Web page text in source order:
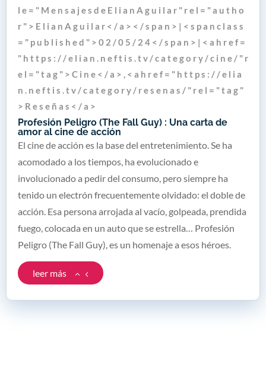
Profesión Peligro (The Fall Guy) : Una carta de
amor al cine de acción
l e = " M e n s a j e s d e E l i a n A g u i l a r " r e l = " a u t h o
r " > E l i a n A g u i l a r < / a > < / s p a n > | < s p a n c l a s s
= " p u b l i s h e d " > 0 2 / 0 5 / 2 4 < / s p a n > | < a h r e f =
" h t t p s : / / e l i a n . n e f t i s . t v / c a t e g o r y / c i n e / " r
e l = " t a g " > C i n e < / a > , < a h r e f = " h t t p s : / / e l i a
n . n e f t i s . t v / c a t e g o r y / r e s e n a s / " r e l = " t a g "
> R e s e ñ a s < / a >
El cine de acción es la base del entretenimiento. Se ha
acomodado a los tiempos, ha evolucionado e
involucionado a pedir del consumo, pero siempre ha
tenido un electrón frecuentemente olvidado: el doble de
acción. Esa persona arrojada al vacío, golpeada, prendida
fuego, colocada en un auto que se estrella… Profesión
Peligro (The Fall Guy), es un homenaje a esos héroes.
leer más